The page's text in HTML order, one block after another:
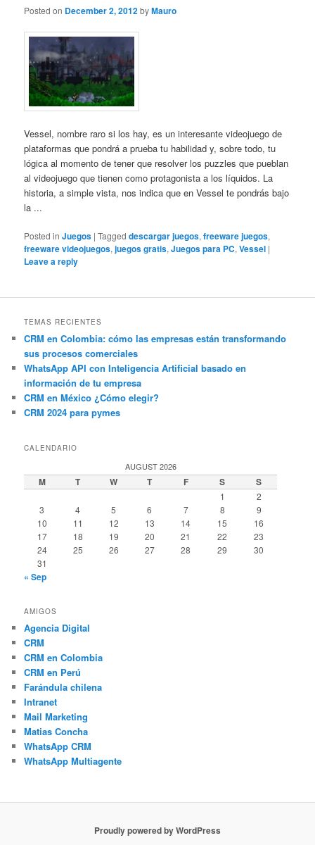
Posted on December 2, 2012byMauro
Vessel, nombre raro si los hay, es un interesante videojuego de
plataformas que pondrá a prueba tu habilidad y, sobre todo, tu
lógica al momento de tener que resolver los puzzles que pueblan
al videojuego que tienen como protagonista a los líquidos. La
historia, a simple vista, nos indica que en Vessel te pondrás bajo
la ...
Posted in Juegos |Tagged descargar juegos,freeware juegos,
freeware videojuegos,juegos gratis,Juegos para PC,Vessel |
Leave a reply
TEMAS RECIENTES
CRM en Colombia: cómo las empresas están transformando
sus procesos comerciales
WhatsApp API con Inteligencia Artificial basado en
información de tu empresa
CRM en México ¿Cómo elegir?
CRM 2024 para pymes
CALENDARIO
AUGUST 2026
M T W T F S S
1
2
3
4 5 6 7 8
9
10
11 12 13 14 15
16
17
18 19 20 21 22
23
24
25 26 27 28 29
30
31
« Sep
AMIGOS
Agencia Digital
CRM
CRM en Colombia
CRM en Perú
Farándula chilena
Intranet
Mail Marketing
Matias Concha
WhatsApp CRM
WhatsApp Multiagente
Proudly powered by WordPress